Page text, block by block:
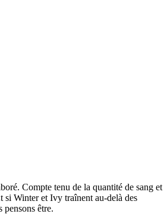
Compte tenu de la quantité de sang et
si Winter et Ivy traînent au-delà des
pensons être.